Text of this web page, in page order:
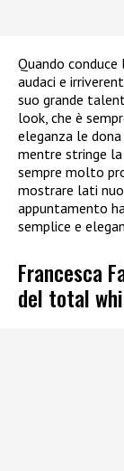
Quando
audaci e
suo grande
look, che è
eleganza le dona
mentre stringe la
sempre molto
mostrare lati
appuntamento
semplice e
Francesca
del total